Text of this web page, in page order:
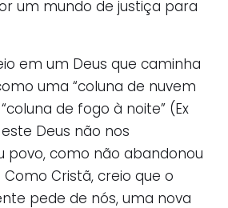
um mundo de justiça para
em um Deus que caminha
uma “coluna de nuvem
de fogo à noite” (Ex
este Deus não nos
povo, como não abandonou
Como Cristã, creio que o
pede de nós, uma nova